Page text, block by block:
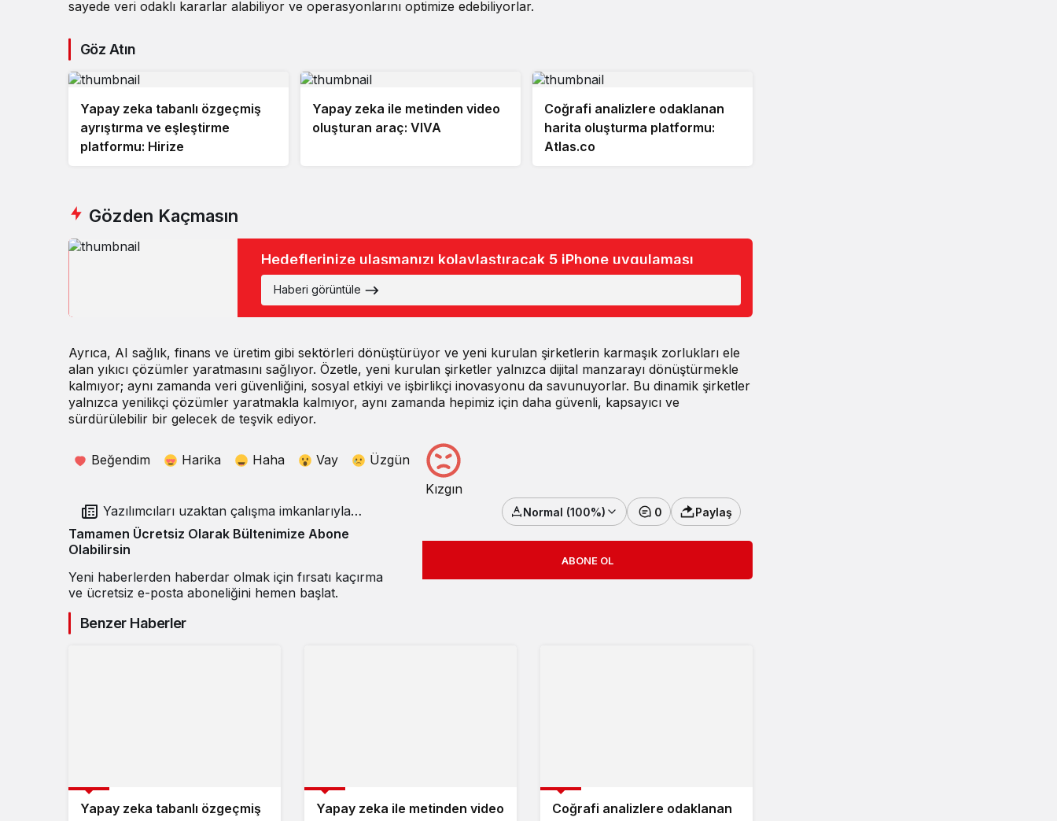
sayede veri odaklı kararlar alabiliyor ve operasyonlarını optimize edebiliyorlar.
Göz Atın
Yapay zeka tabanlı özgeçmiş
ayrıştırma ve eşleştirme
platformu: Hirize
Yapay zeka ile metinden video
oluşturan araç: VIVA
Coğrafi analizlere odaklanan
harita oluşturma platformu:
Atlas.co
Gözden Kaçmasın
Hedeflerinize ulaşmanızı kolaylaştıracak 5 iPhone uygulaması
Haberi görüntüle
Ayrıca, AI sağlık, finans ve üretim gibi sektörleri dönüştürüyor ve yeni kurulan şirketlerin karmaşık zorlukları ele
alan yıkıcı çözümler yaratmasını sağlıyor. Özetle, yeni kurulan şirketler yalnızca dijital manzarayı dönüştürmekle
kalmıyor; aynı zamanda veri güvenliğini, sosyal etkiyi ve işbirlikçi inovasyonu da savunuyorlar. Bu dinamik şirketler
yalnızca yenilikçi çözümler yaratmakla kalmıyor, aynı zamanda hepimiz için daha güvenli, kapsayıcı ve
sürdürülebilir bir gelecek de teşvik ediyor.
Beğendim Harika Haha Vay
Üzgün
Kızgın
buluşturan kariyer platformu: Remotetech.work
Normal (100%) 0 Paylaş
Tamamen Ücretsiz Olarak Bültenimize Abone
Olabilirsin
Yeni haberlerden haberdar olmak için fırsatı kaçırma
ve ücretsiz e-posta aboneliğini hemen başlat.
ABONE OL
Benzer Haberler
Yapay zeka tabanlı özgeçmiş
Yapay zeka ile metinden video
Coğrafi analizlere odaklanan